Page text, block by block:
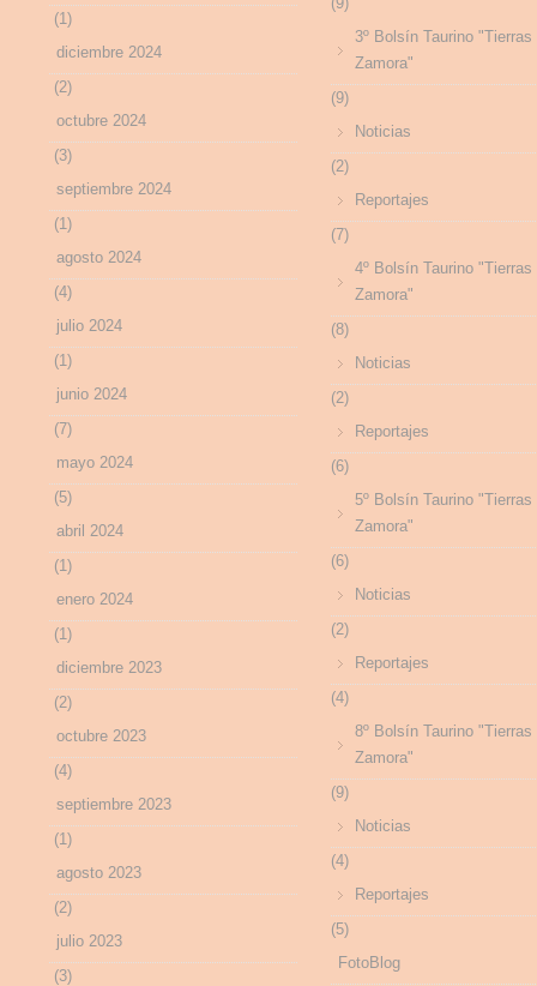
(1)
diciembre 2024
(2)
octubre 2024
(3)
septiembre 2024
(1)
agosto 2024
(4)
julio 2024
(1)
junio 2024
(7)
mayo 2024
(5)
abril 2024
(1)
enero 2024
(1)
diciembre 2023
(2)
octubre 2023
(4)
septiembre 2023
(1)
agosto 2023
(2)
julio 2023
(3)
3º Bolsín Taurino "Tierras
Zamora"
(9)
Noticias
(2)
Reportajes
(7)
4º Bolsín Taurino "Tierras
Zamora"
(8)
Noticias
(2)
Reportajes
(6)
5º Bolsín Taurino "Tierras
Zamora"
(6)
Noticias
(2)
Reportajes
(4)
8º Bolsín Taurino "Tierras
Zamora"
(9)
Noticias
(4)
Reportajes
(5)
FotoBlog